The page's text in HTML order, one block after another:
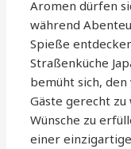
Aromen dürfen
während
Spieße
Straßenküche
bemüht sich,
Gäste gerecht
Wünsche zu
einer